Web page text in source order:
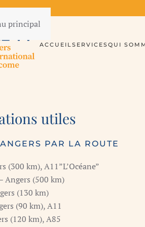
principal
ACCUEIL SERVICESQUI
utiles
PAR LA ROUTE
(300 km), A11”L’Océane”
Angers (500 km)
(130 km)
(90 km), A11
(120 km), A85